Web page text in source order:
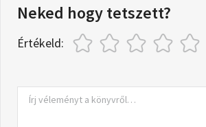
Neked hogy tetszett?
Értékeld: